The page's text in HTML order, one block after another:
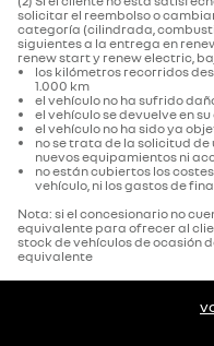
solicitar el reembolso o
categoría (cilindrada,
siguientes a la entrega en
renew start y renew electric,
los kilómetros recorridos
1.000 km
el vehículo no ha sufrido
el vehículo se devuelve en
el vehículo no ha sido ya
no se trata de la solicitud de
nuevos equipamientos ni
no están cubiertos los
vehículo, ni los gastos de
Nota: si el concesionario no
equivalente para ofrecer al
stock de vehículos de ocasión
equivalente